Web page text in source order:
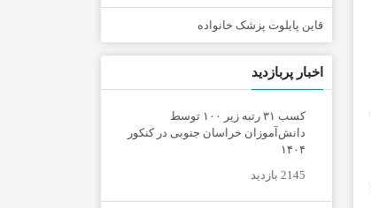
قاین پایلوت پزشک خانواده
اخبار پربازدید
کسب ۳۱ رتبه زیر ۱۰۰ توسط
دانش‌آموزان خراسان جنوبی در کنکور
۱۴۰۴
2145 بازدید